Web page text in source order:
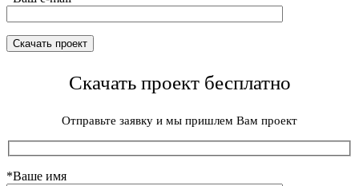
Скачать проект бесплатно
Отправьте заявку и мы пришлем Вам проект
*Ваше имя